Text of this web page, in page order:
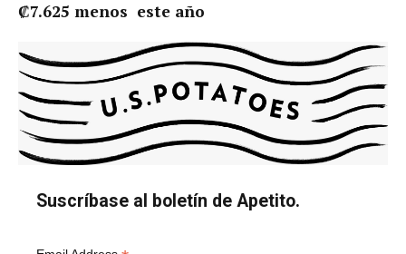
₡7.625 menos este año
Suscríbase al boletín de Apetito.